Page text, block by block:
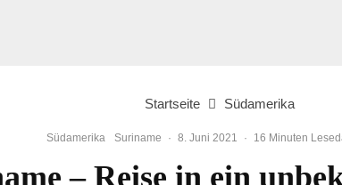
Startseite Südamerika
Südamerika Suriname · 8. Juni 2021 · 16 Minuten
– Reise in ein